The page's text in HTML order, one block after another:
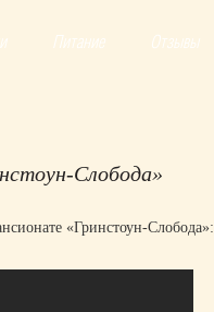
Питание Отзывы
Слобода»
«Гринстоун-Слобода»: